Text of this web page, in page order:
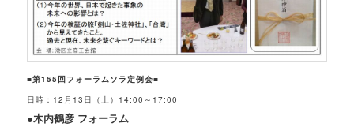
■第155回フォーラムソラ定例会■
日時：12月13日（土）14:00～17:00
●木内鶴彦 フォーラム